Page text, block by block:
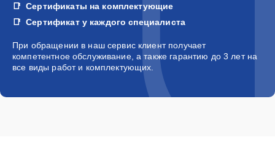
Сертификаты на комплектующие
Сертификат у каждого специалиста
При обращении в наш сервис клиент получает
компетентное обслуживание, а также гарантию до 3 лет на
все виды работ и комплектующих.